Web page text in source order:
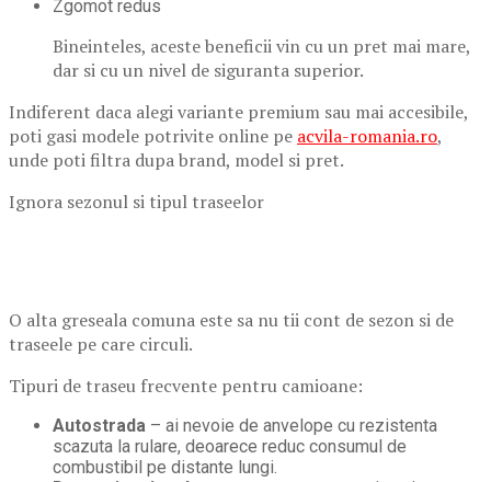
Zgomot redus
Bineinteles, aceste beneficii vin cu un pret mai mare,
dar si cu un nivel de siguranta superior.
Indiferent daca alegi variante premium sau mai accesibile,
poti gasi modele potrivite online pe acvila-romania.ro,
unde poti filtra dupa brand, model si pret.
Ignora sezonul si tipul traseelor
O alta greseala comuna este sa nu tii cont de sezon si de
traseele pe care circuli.
Tipuri de traseu frecvente pentru camioane:
Autostrada – ai nevoie de anvelope cu rezistenta
scazuta la rulare, deoarece reduc consumul de
combustibil pe distante lungi.